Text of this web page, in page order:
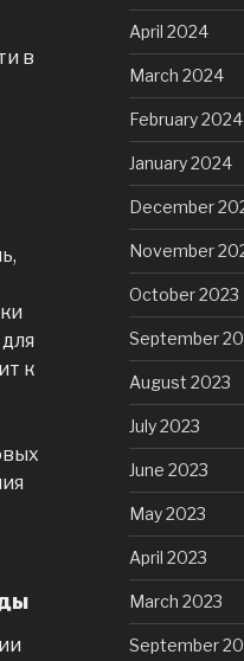
в
к
April 2024
March 2024
February 2024
January 2024
December
November
October 2023
September
August 2023
July 2023
June 2023
May 2023
April 2023
March 2023
September